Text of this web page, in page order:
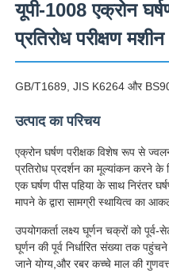
होम
यूपी-1008 एक्रोन
प्रतिरोध परीक्षण मशीन
GB/T1689, JIS K6264 और
उत्पाद का परिचय
एक्रोन घर्षण परीक्षक विशेष रूप से
प्रतिरोध प्रदर्शन का मूल्यांकन करने के
एक घर्षण पीस पहिया के साथ निरंतर
मापने के द्वारा सामग्री स्थायित्व का
उपयोगकर्ता लक्ष्य घूर्णन चक्रों को
घूर्णन की पूर्व निर्धारित संख्या तक
जाने योग्य,और रबर कच्चे माल की